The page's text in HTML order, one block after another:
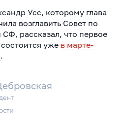
Усс, которому глава
возглавить Совет по
рассказал, что первое
уже в марте-
.